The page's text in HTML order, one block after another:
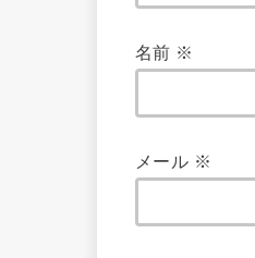
名前 ※
メール ※